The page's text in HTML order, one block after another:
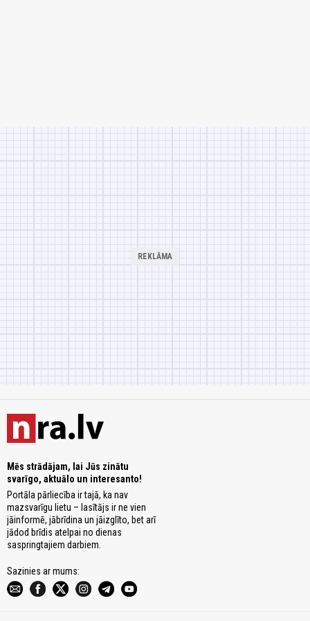
Mēs strādājam, lai Jūs zinātu
svarīgo, aktuālo un interesanto!
Portāla pārliecība ir tajā, ka nav
mazsvarīgu lietu – lasītājs ir ne vien
jāinformē, jābrīdina un jāizglīto, bet arī
jādod brīdis atelpai no dienas
saspringtajiem darbiem.
Sazinies ar mums: